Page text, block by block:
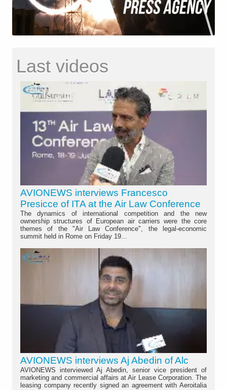
Last videos
AVIONEWS interviews Francesco
Presicce of ITA at the Air Law Conference
The dynamics of international competition and the new
ownership structures of European air carriers were the core
themes of the "Air Law Conference", the legal-economic
summit held in Rome on Friday 19...
AVIONEWS interviews Aj Abedin of Alc
AVIONEWS interviewed Aj Abedin, senior vice president of
marketing and commercial affairs at Air Lease Corporation. The
leasing company recently signed an agreement with Aeroitalia